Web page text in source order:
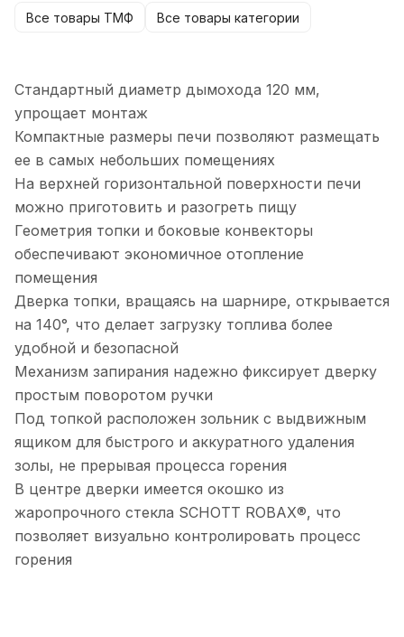
Все товары ТМФ Все товары категории
Стандартный диаметр дымохода 120 мм,
упрощает монтаж
Компактные размеры печи позволяют размещать
ее в самых небольших помещениях
На верхней горизонтальной поверхности печи
можно приготовить и разогреть пищу
Геометрия топки и боковые конвекторы
обеспечивают экономичное отопление
помещения
Дверка топки, вращаясь на шарнире, открывается
на 140°, что делает загрузку топлива более
удобной и безопасной
Механизм запирания надежно фиксирует дверку
простым поворотом ручки
Под топкой расположен зольник с выдвижным
ящиком для быстрого и аккуратного удаления
золы, не прерывая процесса горения
В центре дверки имеется окошко из
жаропрочного стекла SCHOTT ROBAX®, что
позволяет визуально контролировать процесс
горения